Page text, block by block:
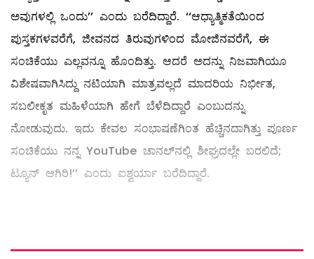
ಅವುಗಳಲ್ಲಿ ಒಂದು’’ ಎಂದು ಬರೆದಿದ್ದಾರೆ. ‘‘ಆಧ್ಯಾತ್ಮಿಕತೆಯಿಂದ
ಪುಸ್ತಕಗಳವರೆಗೆ, ಜೀವನದ ತಿರುವುಗಳಿಂದ ಮೋಜಿನವರೆಗೆ, ಈ
ಸಂಚಿಕೆಯು ಎಲ್ಲವನ್ನೂ ಹೊಂದಿತ್ತು. ಆದರೆ ಅದನ್ನು ನಿಜವಾಗಿಯೂ
ವಿಶೇಷವಾಗಿಸಿದ್ದು ನಟಿಯಾಗಿ ಮಾತ್ರವಲ್ಲದೆ ಮಾದರಿಯ ನಿರ್ಭೀತ,
ಸಬಲೀಕೃತ ಮಹಿಳೆಯಾಗಿ ಹೇಗೆ ಬೆಳೆದಿದ್ದಾರೆ ಎಂಬುದನ್ನು
ನೋಡುವುದು. ಇದು ಕೇವಲ ಸಂಭಾಷಣೆಗಿಂತ ಹೆಚ್ಚಿನದಾಗಿತ್ತು ಪೂರ್ಣ
ಸಂಚಿಕೆಯು ನನ್ನ YouTube ಚಾನಲ್‌ನಲ್ಲಿ ಶೀಘ್ರದಲ್ಲೇ ಬರಲಿದೆ;
ಟ್ಯೂನ್ ಆಗಿರಿ!’’ ಎಂದು ಐಶ್ವರ್ಯಾ ಬರೆದಿದ್ದಾರೆ.